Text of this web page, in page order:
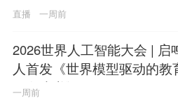
直播 一周前
2026世界人工智能大会 | 启
人首发《世界模型驱动的教
GI白皮书》
一周前